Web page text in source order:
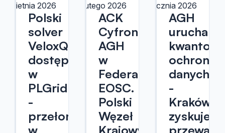
kwietnia 2026
Polski
solver
VeloxQ
dostępny
w
PLGrid
-
przełom
w
13 lutego 2026
ACK
Cyfronet
AGH
w
Federacji
EOSC.
Polski
Węzeł
Krajowy
8 stycznia 2026
AGH
kwantową
ochronę
danych
-
Kraków
zyskuje
przewagę